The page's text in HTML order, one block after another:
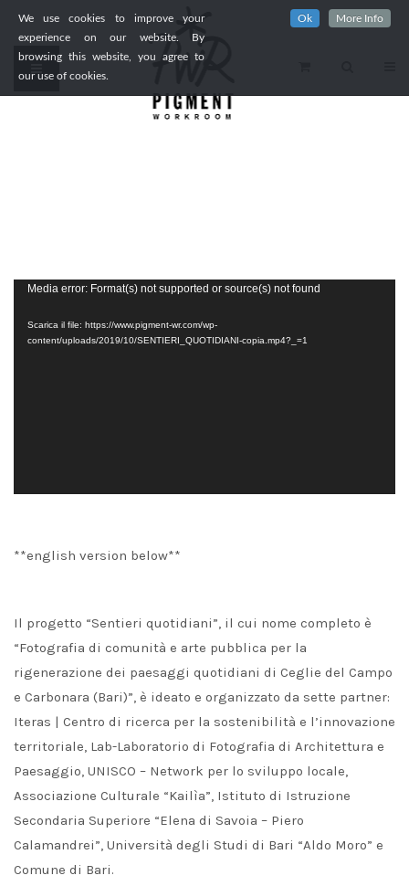
Video
Media error: Format(s) not supported or source(s) not found
Scarica il file: https://www.pigment-wr.com/wp-
content/uploads/2019/10/SENTIERI_QUOTIDIANI-copia.mp4?_=1
**english version below**
Il progetto “Sentieri quotidiani”, il cui nome completo è
“Fotografia di comunità e arte pubblica per la
rigenerazione dei paesaggi quotidiani di Ceglie del Campo
e Carbonara (Bari)”, è ideato e organizzato da sette partner:
Iteras | Centro di ricerca per la sostenibilità e l’innovazione
territoriale, Lab-Laboratorio di Fotografia di Architettura e
Paesaggio, UNISCO – Network per lo sviluppo locale,
Associazione Culturale “Kailìa”, Istituto di Istruzione
Secondaria Superiore “Elena di Savoia – Piero
Calamandrei”, Università degli Studi di Bari “Aldo Moro” e
Comune di Bari.
We use cookies to improve your
experience on our website. By
browsing this website, you agree to
our use of cookies.
Ok More Info